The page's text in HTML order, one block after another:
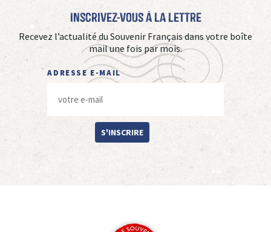
Inscrivez-vous à La Lettre
Recevez l’actualité du Souvenir Français dans votre boîte
mail une fois par mois.
ADRESSE E-MAIL
S'INSCRIRE